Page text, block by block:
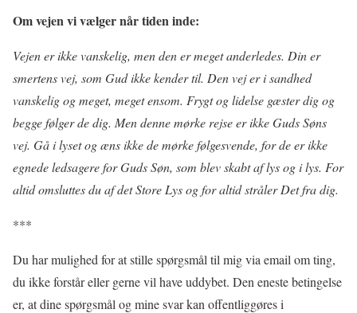
Om vejen vi vælger når tiden inde:
Vejen er ikke vanskelig, men den er meget anderledes. Din er
smertens vej, som Gud ikke kender til. Den vej er i sandhed
vanskelig og meget, meget ensom. Frygt og lidelse gæster dig og
begge følger de dig. Men denne mørke rejse er ikke Guds Søns
vej. Gå i lyset og æns ikke de mørke følgesvende, for de er ikke
egnede ledsagere for Guds Søn, som blev skabt af lys og i lys. For
altid omsluttes du af det Store Lys og for altid stråler Det fra dig.
***
Du har mulighed for at stille spørgsmål til mig via email om ting,
du ikke forstår eller gerne vil have uddybet. Den eneste betingelse
er, at dine spørgsmål og mine svar kan offentliggøres i